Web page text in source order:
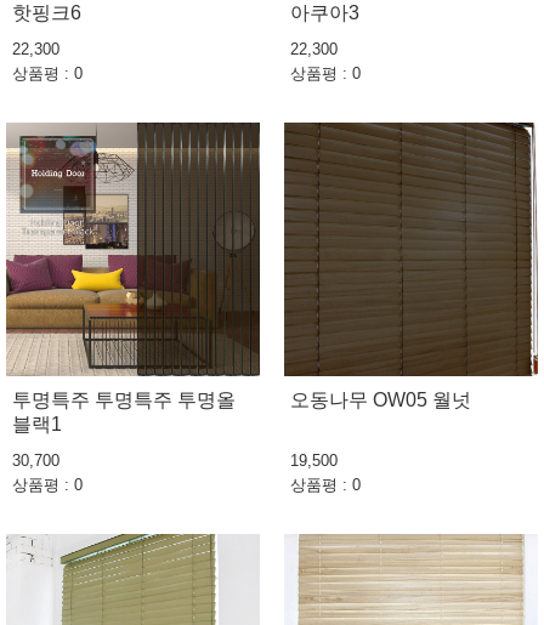
핫핑크6
22,300
상품평 : 0
아쿠아3
22,300
상품평 : 0
투명특주 투명특주 투명올
블랙1
30,700
상품평 : 0
오동나무 OW05 월넛
19,500
상품평 : 0